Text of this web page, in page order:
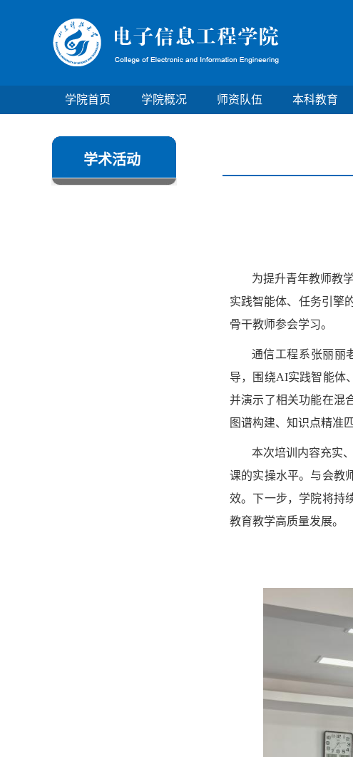
学院首页 学院概况 师资队伍 本科教育
学术活动
为提升青年教师教
实践智能体、任务引擎
骨干教师参会学习。
通信工程系张丽丽
导，围绕AI实践智能体
并演示了相关功能在混
图谱构建、知识点精准
本次培训内容充实
课的实操水平。与会教
效。下一步，学院将持
教育教学高质量发展。